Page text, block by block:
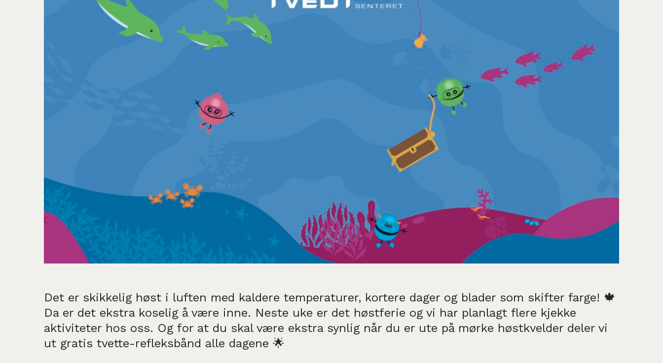
Det er skikkelig høst i luften med kaldere temperaturer, kortere dager og blader som skifter farge! 🍁
Da er det ekstra koselig å være inne. Neste uke er det høstferie og vi har planlagt flere kjekke
aktiviteter hos oss. Og for at du skal være ekstra synlig når du er ute på mørke høstkvelder deler vi
ut gratis tvette-refleksbånd alle dagene 🌟